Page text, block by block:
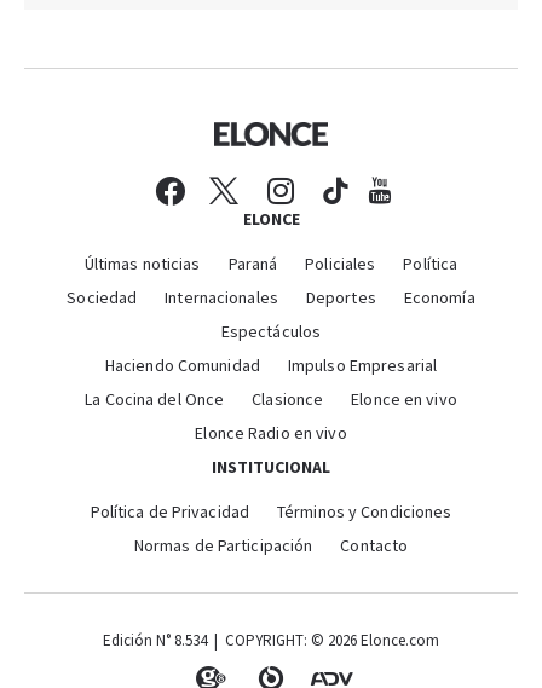
ELONCE
Últimas noticias Paraná Policiales
Política
Sociedad
Internacionales Deportes
Economía
Espectáculos
Haciendo Comunidad
Impulso Empresarial
La Cocina del Once
Clasionce
Elonce en vivo
Elonce Radio en vivo
INSTITUCIONAL
Política de Privacidad
Términos y Condiciones
Normas de Participación
Contacto
Edición N° 8.534 | COPYRIGHT: © 2026 Elonce.com